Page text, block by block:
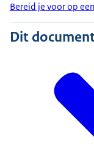
Bereid je voor op
Dit